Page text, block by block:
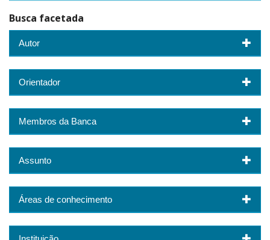
Busca facetada
Autor
Orientador
Membros da Banca
Assunto
Áreas de conhecimento